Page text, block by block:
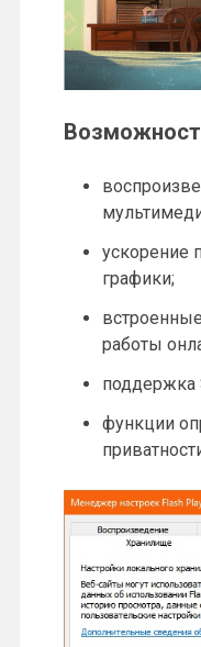
ускорение
графики;
работы
поддержка
функции